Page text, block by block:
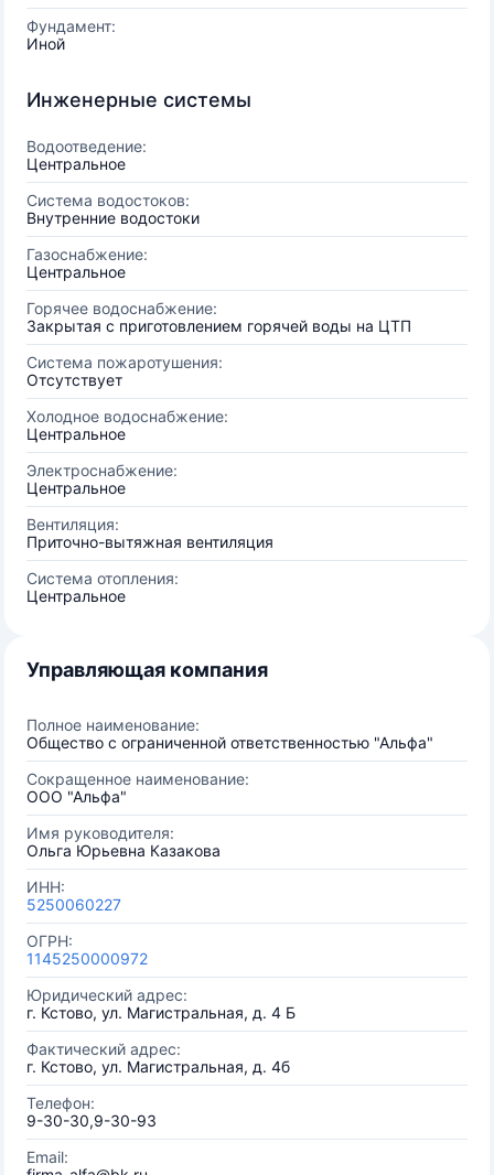
Фундамент:
Иной
Инженерные системы
Водоотведение:
Центральное
Система водостоков:
Внутренние водостоки
Газоснабжение:
Центральное
Горячее водоснабжение:
Закрытая с приготовлением горячей воды на ЦТП
Система пожаротушения:
Отсутствует
Холодное водоснабжение:
Центральное
Электроснабжение:
Центральное
Вентиляция:
Приточно-вытяжная вентиляция
Система отопления:
Центральное
Управляющая компания
Полное наименование:
Общество с ограниченной ответственностью "Альфа"
Сокращенное наименование:
ООО "Альфа"
Имя руководителя:
Ольга Юрьевна Казакова
ИНН:
5250060227
ОГРН:
1145250000972
Юридический адрес:
г. Кстово, ул. Магистральная, д. 4 Б
Фактический адрес:
г. Кстово, ул. Магистральная, д. 4б
Телефон:
9-30-30,9-30-93
Email: